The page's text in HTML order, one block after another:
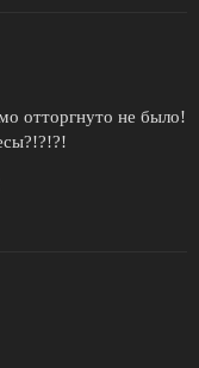
отторгнуто не было!